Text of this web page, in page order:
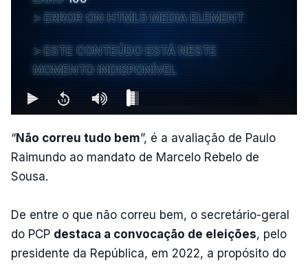
ERROR ON HTML5 MEDIA ELEMENT
ESTE CONTEÚDO ESTÁ NESTE
MOMENTO INDISPONÍVEL
“Não correu tudo bem”, é a avaliação de Paulo
Raimundo ao mandato de Marcelo Rebelo de
Sousa.
De entre o que não correu bem, o secretário-geral
do PCP destaca a convocação de eleições, pelo
presidente da República, em 2022, a propósito do